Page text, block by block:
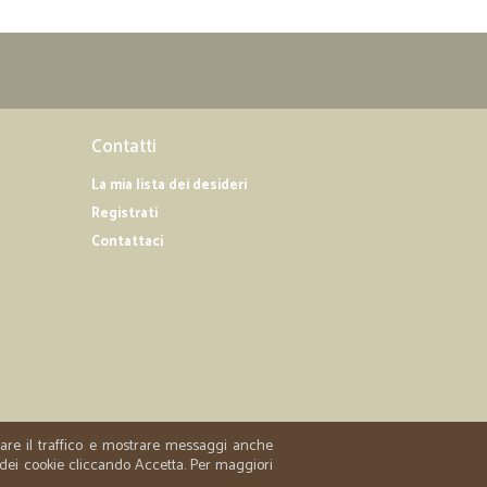
consegna
e preciso,..prodotto conforme alla descrizione.
e ore buttate
Contatti
La mia lista dei desideri
Registrati
Contattaci
il traffico e mostrare messaggi anche
cookie cliccando Accetta. Per maggiori